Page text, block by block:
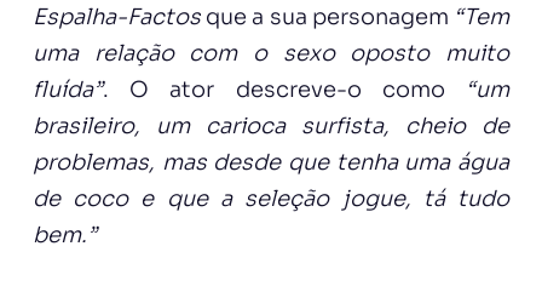
Espalha-Factos que a sua personagem “Tem
uma relação com o sexo oposto muito
fluída”. O ator descreve-o como “um
brasileiro, um carioca surfista, cheio de
problemas, mas desde que tenha uma água
de coco e que a seleção jogue, tá tudo
bem.”